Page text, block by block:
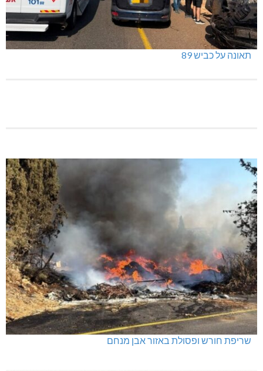
תאונה על כביש 89
שריפת חורש ופסולת באזור אבן מנחם